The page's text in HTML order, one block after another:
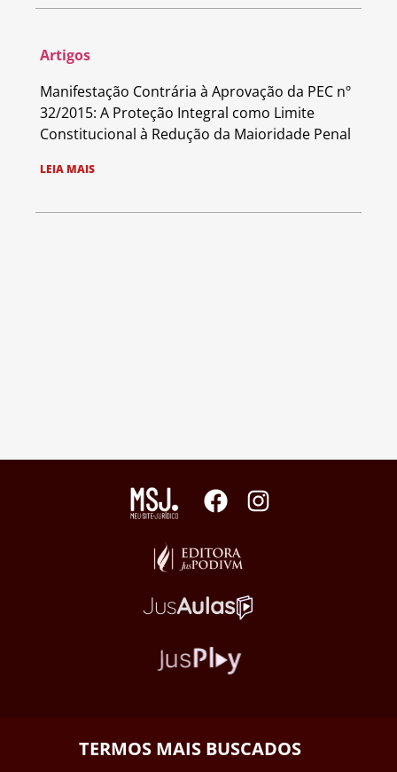
Artigos
Manifestação Contrária à Aprovação da PEC nº
32/2015: A Proteção Integral como Limite
Constitucional à Redução da Maioridade Penal
LEIA MAIS
TERMOS MAIS BUSCADOS